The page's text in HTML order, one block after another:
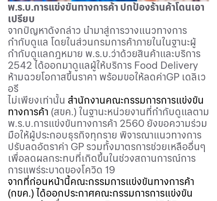
พ.ร.บ.การแข่งขันทางการค้า ปกป้องร้านค้าโดนเอา
เปรียบ
จากปัญหาดังกล่าว นำมาสู่การวางแนวทางการ
กำกับดูแล โดยในส่วนกรมการค้าภายในในฐานะผู้
กำกับดูแลกฎหมาย พ.ร.บ.ว่าด้วยสินค้าและบริการ
2542 ได้ออกมาดูแลผู้ให้บริการ Food Delivery
ห้ามฉวยโอกาสขึ้นราคา พร้อมขอให้ลดค่าGP เดลิเว
อรี
ไม่เพียงเท่านั้น สำนักงานคณะกรรมการการแข่งขัน
ทางการค้า (สขค.) ในฐานะหน่วยงานที่กำกับดูแลตาม
พ.ร.บ.การแข่งขันทางการค้า 2560 ยังขอความร่วม
มือให้ผู้ประกอบธุรกิจทุกราย พิจารณาแนวทางการ
ปรับลดอัตราค่า GP รวมทั้งมาตรการช่วยเหลืออื่นๆ
เพื่อลดผลกระทบที่เกิดขึ้นในช่วงสถานการณ์การ
การแพร่ระบาดของโควิด 19
จากที่ก่อนหน้านี้คณะกรรมการแข่งขันทางการค้า
(กขค.) ได้ออกประกาศคณะกรรมการการแข่งขัน